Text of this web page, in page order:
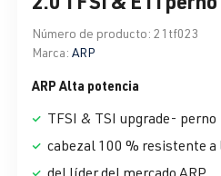
Número de producto: 21tf023
Marca: ARP
ARP Alta potencia
TFSI & TSI upgrade- perno
cabezal 100 % resistente a
del líder del mercado ARP